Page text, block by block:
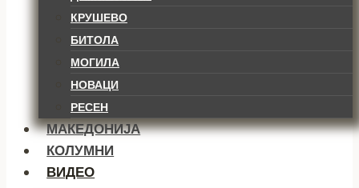
КРУШЕВО
БИТОЛА
МОГИЛА
НОВАЦИ
РЕСЕН
МАКЕДОНИЈА
КОЛУМНИ
ВИДЕО